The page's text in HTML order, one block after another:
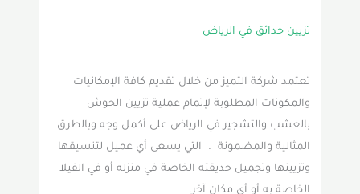
تزيين حدائق في الرياض
تعتمد شركة التميز من خلال تقديم كافة الإمكانيات
والمكونات المطلوبة لإتمام عملية تزيين الحوش
بالعشب والتشجير في الرياض على أكمل وجه وبالطرق
المثالية والمضمونة . التي يسعى أي عميل لتنسيقها
وتزيينها وتجميل حديقته الخاصة في منزله أو في الفيلا
الخاصة به أو أي مكان آخر.